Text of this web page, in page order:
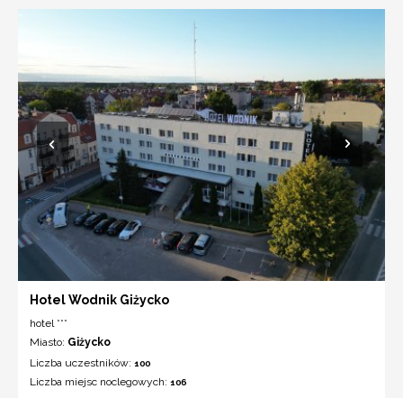
Hotel Wodnik Giżycko
hotel ***
Miasto: Giżycko
Liczba uczestników: 100
Liczba miejsc noclegowych: 106